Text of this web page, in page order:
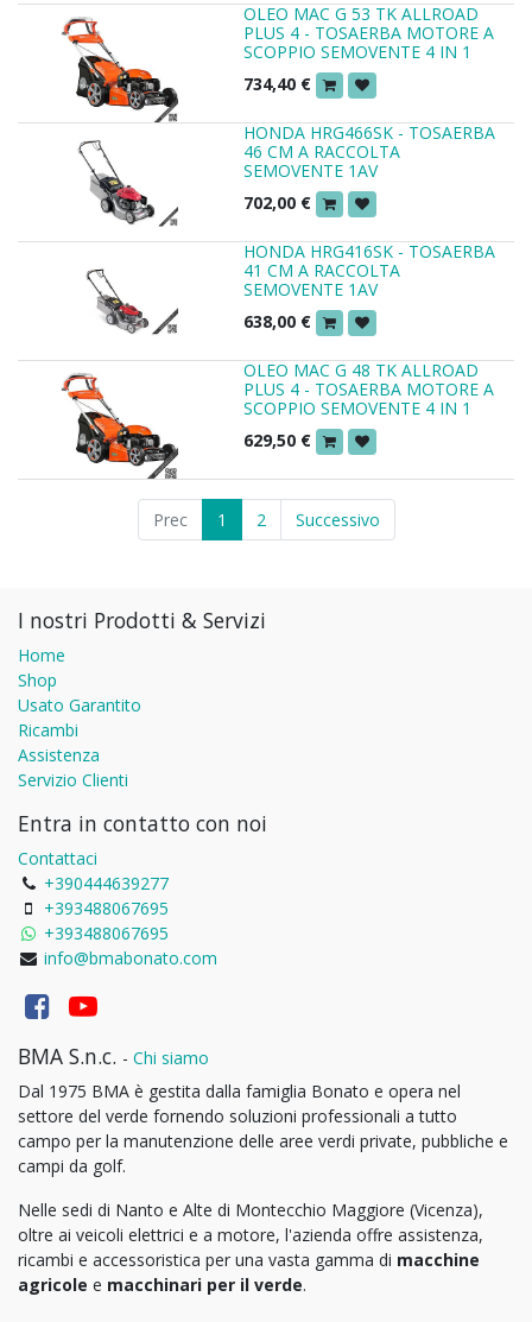
OLEO MAC G 53 TK ALLROAD
PLUS 4 - TOSAERBA MOTORE A
SCOPPIO SEMOVENTE 4 IN 1
734,40 €
HONDA HRG466SK - TOSAERBA
46 CM A RACCOLTA
SEMOVENTE 1AV
702,00 €
HONDA HRG416SK - TOSAERBA
41 CM A RACCOLTA
SEMOVENTE 1AV
638,00 €
OLEO MAC G 48 TK ALLROAD
PLUS 4 - TOSAERBA MOTORE A
SCOPPIO SEMOVENTE 4 IN 1
629,50 €
Prec 1 2 Successivo
I nostri Prodotti & Servizi
Home
Shop
Usato Garantito
Ricambi
Assistenza
Servizio Clienti
Entra in contatto con noi
Contattaci
+390444639277
+393488067695
+393488067695
info@bmabonato.com
BMA S.n.c. - Chi siamo
Dal 1975 BMA è gestita dalla famiglia Bonato e opera nel
settore del verde fornendo soluzioni professionali a tutto
campo per la manutenzione delle aree verdi private, pubbliche e
campi da golf.
Nelle sedi di Nanto e Alte di Montecchio Maggiore (Vicenza),
oltre ai veicoli elettrici e a motore, l'azienda offre assistenza,
ricambi e accessoristica per una vasta gamma di macchine
agricole e macchinari per il verde.